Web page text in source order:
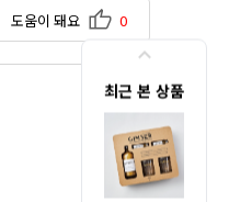
도움이 돼요 0
최근 본 상품